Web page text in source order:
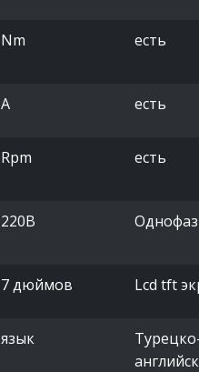
Nm есть
A есть
Rpm есть
220В
7 дюймов Lcd tft
язык